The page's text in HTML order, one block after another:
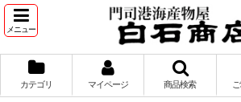
メニュー
カテゴリ マイページ 商品検索